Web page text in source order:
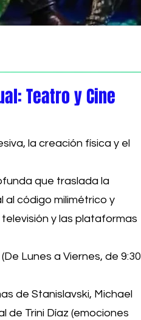
Teatro y Cine
la creación física y el
que traslada la
código milimétrico y
y las plataformas
Lunes a Viernes, de 9:30
de Stanislavski, Michael
de Trini Díaz (emociones